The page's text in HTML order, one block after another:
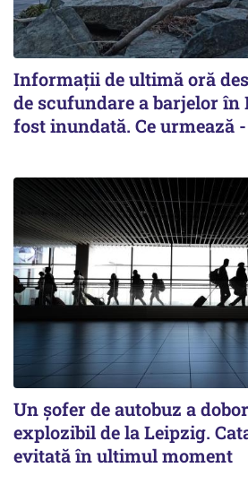
Informații de ultimă oră
de scufundare a barjelor în
fost inundată. Ce urmează -
Un șofer de autobuz a
explozibil de la Leipzig.
evitată în ultimul moment